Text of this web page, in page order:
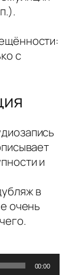
с
и
в
очень
00:00